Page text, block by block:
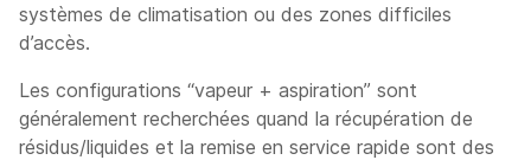
systèmes de climatisation ou des zones difficiles
d’accès.
Les configurations “vapeur + aspiration” sont
généralement recherchées quand la récupération de
résidus/liquides et la remise en service rapide sont des